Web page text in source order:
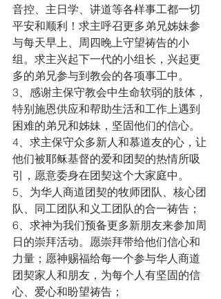
音控、主日学、讲道等各样事工都一切
平安和顺利！求主呼召更多弟兄姊妹参
与每天早上、周四晚上守望祷告的小
组。求主兴起下一代的小组长，兴起更
多的弟兄参与到教会的各项事工中。
3、感谢主保守教会中生命软弱的肢体，
特别施恩供应和帮助生活和工作上遇到
困难的弟兄和姊妹，坚固他们的信心。
4、求主保守众多新人和慕道友的心，让
他们被耶稣基督的爱和团契的热情所吸
引，愿意委身在团契这个大家庭中。
5、为华人商道团契的牧师团队、核心团
队、同工团队和义工团队的合一祷告；
6、求神为我们预备更多新朋友来参加周
日的崇拜活动。愿崇拜带给他们信心和
力量；愿神赐福给每一个参与华人商道
团契家人和朋友，为每个人有坚固的信
心、爱心和盼望祷告；